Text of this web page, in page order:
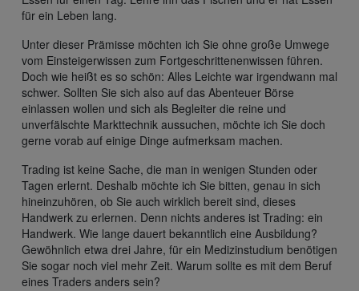
für ein Leben lang.
Unter dieser Prämisse möchten ich Sie ohne große Umwege
vom Einsteigerwissen zum Fortgeschrittenenwissen führen.
Doch wie heißt es so schön: Alles Leichte war irgendwann mal
schwer. Sollten Sie sich also auf das Abenteuer Börse
einlassen wollen und sich als Begleiter die reine und
unverfälschte Markttechnik aussuchen, möchte ich Sie doch
gerne vorab auf einige Dinge aufmerksam machen.
Trading ist keine Sache, die man in wenigen Stunden oder
Tagen erlernt. Deshalb möchte ich Sie bitten, genau in sich
hineinzuhören, ob Sie auch wirklich bereit sind, dieses
Handwerk zu erlernen. Denn nichts anderes ist Trading: ein
Handwerk. Wie lange dauert bekanntlich eine Ausbildung?
Gewöhnlich etwa drei Jahre, für ein Medizinstudium benötigen
Sie sogar noch viel mehr Zeit. Warum sollte es mit dem Beruf
eines Traders anders sein?